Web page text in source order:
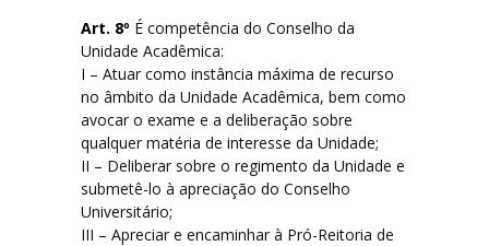
Art. 8º É competência do Conselho da
Unidade Acadêmica:
I – Atuar como instância máxima de recurso
no âmbito da Unidade Acadêmica, bem como
avocar o exame e a deliberação sobre
qualquer matéria de interesse da Unidade;
II – Deliberar sobre o regimento da Unidade e
submetê-lo à apreciação do Conselho
Universitário;
III – Apreciar e encaminhar à Pró-Reitoria de